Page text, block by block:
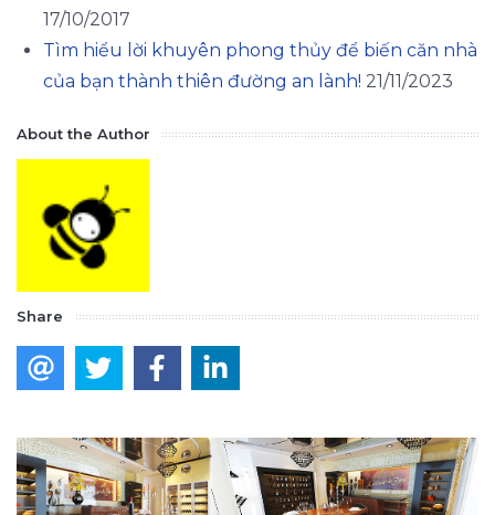
17/10/2017
Tìm hiểu lời khuyên phong thủy để biến căn nhà
của bạn thành thiên đường an lành! 21/11/2023
About the Author
Share